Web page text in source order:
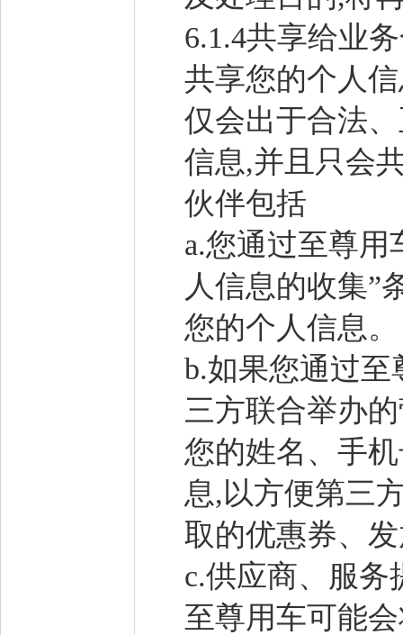
6.1.4共享给业
共享您的个人
仅会出于合法
信息,并且只会
伙伴包括
a.您通过至尊
人信息的收集”
您的个人信息。
b.如果您通过
三方联合举办
您的姓名、手
息,以方便第三
取的优惠券、
c.供应商、服务
至尊用车可能